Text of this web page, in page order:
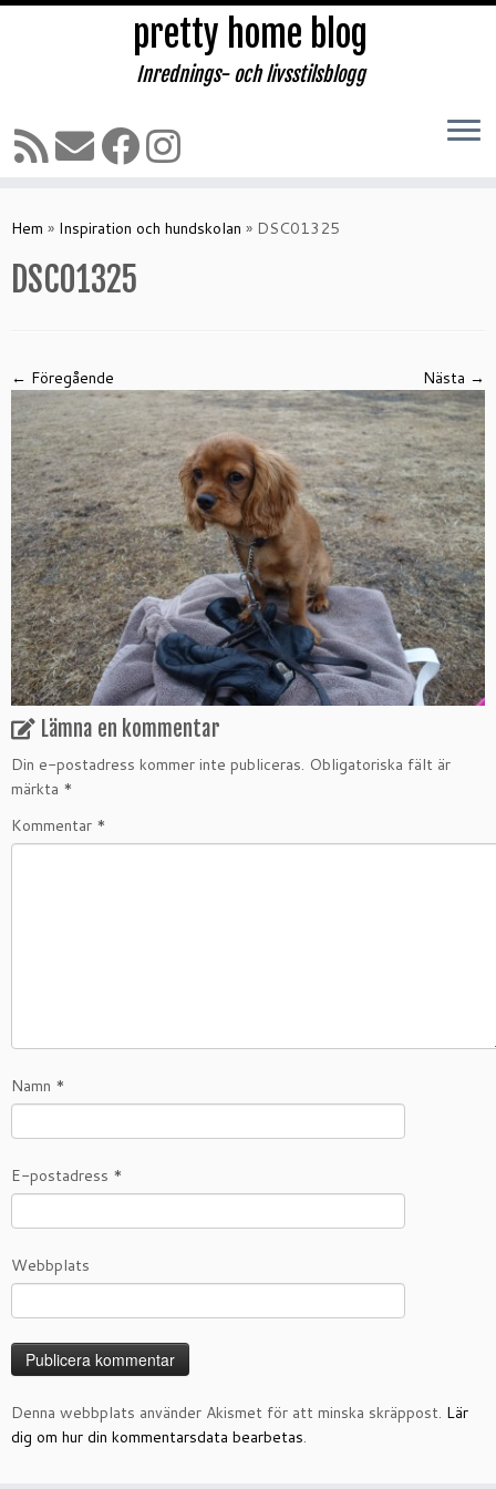
till
pretty home blog
Inrednings- och livsstilsblogg
Hem » Inspiration och hundskolan » DSC01325
DSC01325
← Föregående Nästa →
Lämna en kommentar
Din e-postadress kommer inte publiceras. Obligatoriska fält är
märkta *
Kommentar *
Namn *
E-postadress *
Webbplats
Denna webbplats använder Akismet för att minska skräppost. Lär
dig om hur din kommentarsdata bearbetas.